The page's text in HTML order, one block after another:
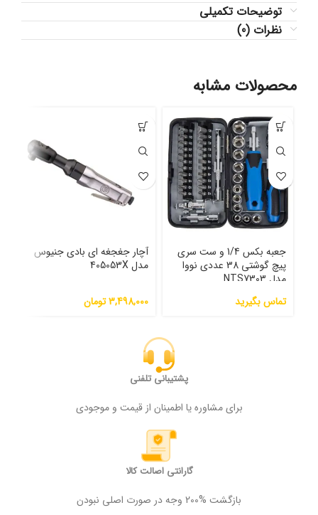
توضیحات تکمیلی
نظرات (0)
محصولات مشابه
جعبه بکس 1/4 و ست سری
پیچ گوشتی 38 عددی نووا
مدل NTS7303
تماس بگیرید
آچار جغجغه ای بادی جنیوس
مدل 405053X
3,498,000تومان
پشتیبانی تلفنی
برای مشاوره یا اطمینان از قیمت و موجودی
گارانتی اصالت کالا
بازگشت %200 وجه در صورت اصلی نبودن